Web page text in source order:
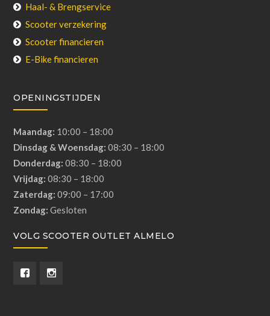
Haal- & Brengservice
Scooter verzekering
Scooter financieren
E-Bike financieren
OPENINGSTIJDEN
Maandag: 10:00 – 18:00
Dinsdag & Woensdag: 08:30 – 18:00
Donderdag: 08:30 – 18:00
Vrijdag: 08:30 – 18:00
Zaterdag: 09:00 – 17:00
Zondag: Gesloten
VOLG SCOOTER OUTLET ALMELO